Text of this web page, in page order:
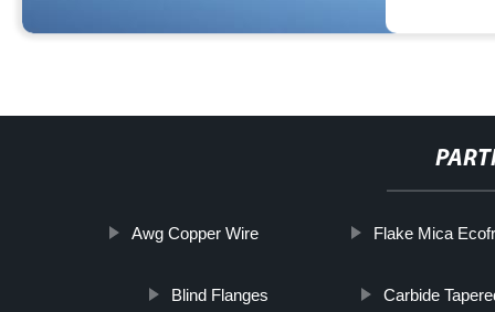
Awg Copper Wire Flake Mica
Blind Flanges Carbide